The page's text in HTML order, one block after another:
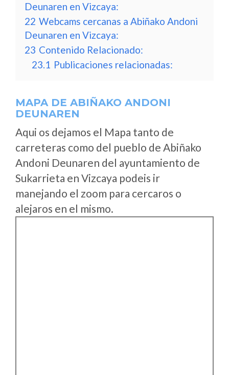
Deunaren en Vizcaya:
22 Webcams cercanas a Abiñako Andoni
Deunaren en Vizcaya:
23 Contenido Relacionado:
23.1 Publicaciones relacionadas:
MAPA DE ABIÑAKO ANDONI
DEUNAREN
Aqui os dejamos el Mapa tanto de
carreteras como del pueblo de Abiñako
Andoni Deunaren del ayuntamiento de
Sukarrieta en Vizcaya podeis ir
manejando el zoom para cercaros o
alejaros en el mismo.